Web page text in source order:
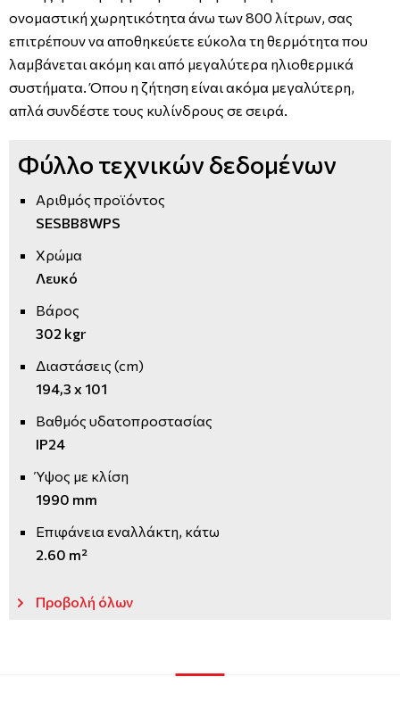
ονομαστική χωρητικότητα άνω των 800 λίτρων, σας
επιτρέπουν να αποθηκεύετε εύκολα τη θερμότητα που
λαμβάνεται ακόμη και από μεγαλύτερα ηλιοθερμικά
συστήματα. Όπου η ζήτηση είναι ακόμα μεγαλύτερη,
απλά συνδέστε τους κυλίνδρους σε σειρά.
Φύλλο τεχνικών δεδομένων
Αριθμός προϊόντος
SESBB8WPS
Χρώμα
Λευκό
Βάρος
302 kgr
Διαστάσεις (cm)
194,3 x 101
Βαθμός υδατοπροστασίας
IP24
Ύψος με κλίση
1990 mm
Επιφάνεια εναλλάκτη, κάτω
2.60 m²
Προβολή όλων